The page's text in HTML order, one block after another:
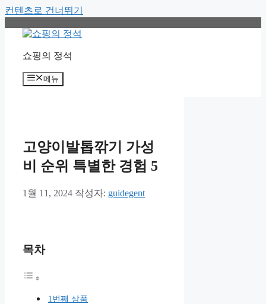
컨텐츠로 건너뛰기
쇼핑의 정석
메뉴
고양이발톱깎기 가성
비 순위 특별한 경험 5
1월 11, 2024 작성자: guidegent
목차
1번째 상품